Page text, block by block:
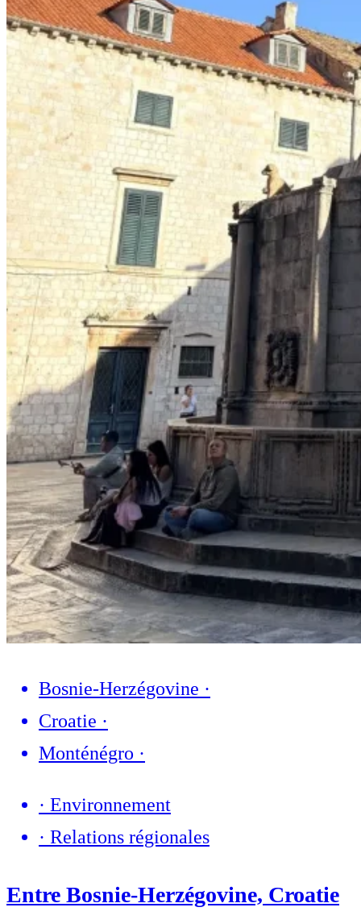
Bosnie-Herzégovine ·
Croatie ·
Monténégro ·
· Environnement
· Relations régionales
Entre Bosnie-Herzégovine, Croatie